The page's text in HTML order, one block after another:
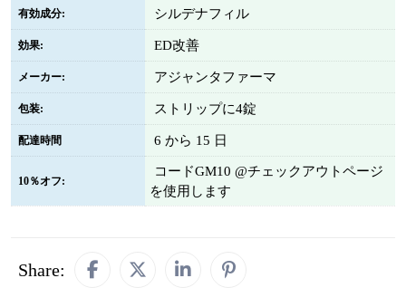
有効成分: シルデナフィル
効果: ED改善
メーカー: アジャンタファーマ
包装: ストリップに4錠
配達時間 6 から 15 日
10％オフ:
コードGM10 @チェックアウトページ
を使用します
Share: